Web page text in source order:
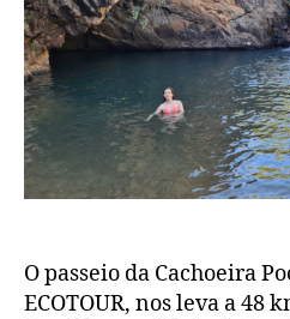
O passeio da Cachoeira
ECOTOUR, nos leva a 48